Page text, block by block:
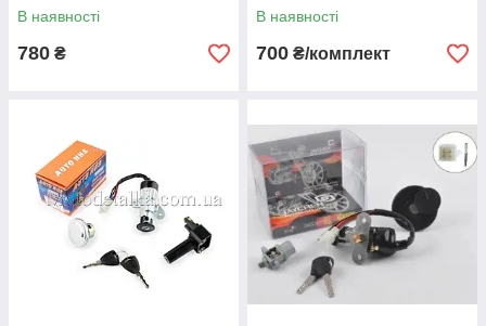
В наявності
780 ₴
В наявності
700 ₴/комплект